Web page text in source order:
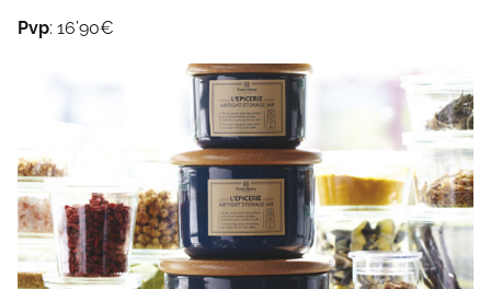
Pvp: 16’90€